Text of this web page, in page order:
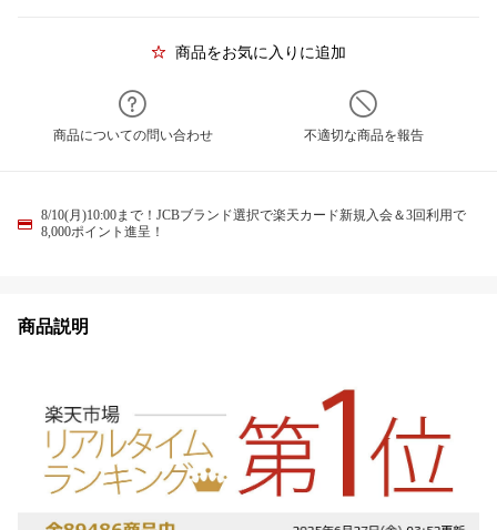
商品をお気に入りに追加
商品についての問い合わせ 不適切な商品を報告
8/10(月)10:00まで！JCBブランド選択で楽天カード新規入会＆3回利用で
8,000ポイント進呈！
商品説明